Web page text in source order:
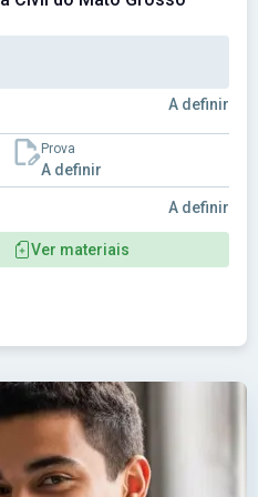
A definir
Prova
A definir
A definir
Ver materiais